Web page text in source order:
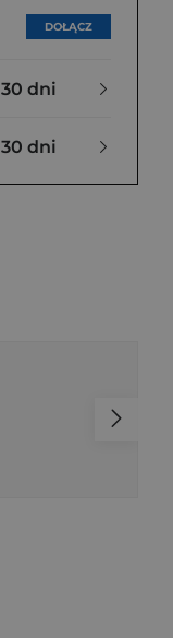
DOŁĄCZ
30 dni
30 dni